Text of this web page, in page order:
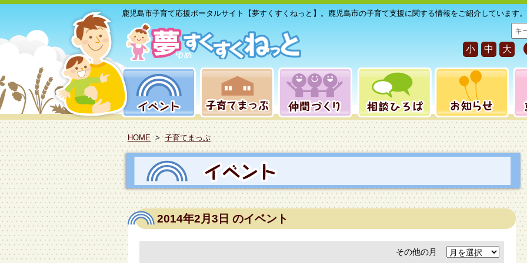
鹿児島市子育て応援ポータルサイト【夢すくすくねっと】。鹿児島市の子育て支援に関する情報をご紹介しています。
サ
イ
ト
内
小 中 大
HOME > 子育てまっぷ
2014年2月3日 のイベント
その他の月